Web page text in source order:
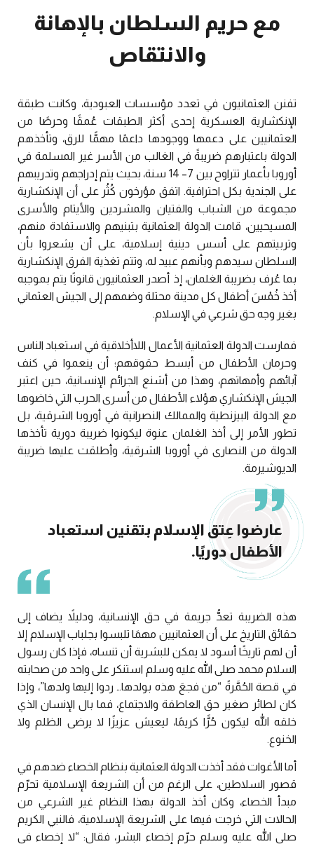
مع حريم السلطان بالإهانة
والانتقاص
تفنن العثمانيون في تعدد مؤسسات العبودية، وكانت طبقة
الإنكشارية العسكرية إحدى أكثر الطبقات عُمقًا وحرصًا من
العثمانيين على دعمها ووجودها داعمًا مهمًّا للرق، وتأخذهم
الدولة باعتبارهم ضريبةً في الغالب من الأسر غير المسلمة في
أوروبا بأعمار تتراوح بين 7– 14 سنة، بحيث يتم إدراجهم وتدريبهم
على الجندية بكل احترافية. اتفق مؤرخون كُثُر على أن الإنكشارية
مجموعة من الشباب والفتيان والمشردين والأيتام والأسرى
المسيحيين، قامت الدولة العثمانية بتبنيهم والاستفادة منهم،
وتربيتهم على أسس دينية إسلامية، على أن يشعروا بأن
السلطان سيدهم وبأنهم عبيد له، وتتم تغذية الفرق الإنكشارية
بما عُرف بضريبة الغلمان، إذ أصدر العثمانيون قانونًا يتم بموجبه
أخذ خُمْسَ أطفال كل مدينة محتلة وضمهم إلى الجيش العثماني
بغير وجه حق شرعي في الإسلام.
فمارست الدولة العثمانية الأعمال اللاأخلاقية في استعباد الناس
وحرمان الأطفال من أبسط حقوقهم؛ أن ينعموا في كنف
آبائهم وأمهاتهم، وهذا من أشنع الجرائم الإنسانية، حين اعتبر
الجيش الإنكشاري هؤلاء الأطفال من أسرى الحرب التي خاضوها
مع الدولة البيزنطية والممالك النصرانية في أوروبا الشرقية، بل
تطور الأمر إلى أخذ الغلمان عنوة ليكونوا ضريبة دورية تأخذها
الدولة من النصارى في أوروبا الشرقية، وأطلقت عليها ضريبة
الديوشيرمة.
عارضوا عِتق الإسلام بتقنين استعباد
الأطفال دوريًا.
هذه الضريبة تعدُّ جريمة في حق الإنسانية، ودليلاً يضاف إلى
حقائق التاريخ على أن العثمانيين مهمَا تلبسوا بجلباب الإسلام إلا
أن لهم تاريخًا أسود لا يمكن للبشرية أن تنساه، فإذا كان رسول
السلام محمد صلى الله عليه وسلم استنكر على واحد من صحابته
في قصة الحُمَّرةً “من فجعَ هذه بولدها… ردوا إليها ولدها”، وإذا
كان لطائر صغير حق العاطفة والاجتماع، فما بال الإنسان الذي
خلقه الله ليكون حُرًّا كريمًا، ليعيش عزيزًا لا يرضى الظلم ولا
الخنوع.
أما الأغوات فقد أخذت الدولة العثمانية بنظام الخصاء ضدهم في
قصور السلاطين، على الرغم من أن الشريعة الإسلامية تحرّم
مبدأ الخصاء، وكان أخذ الدولة بهذا النظام غير الشرعي من
الحالات التي خرجت فيها على الشريعة الإسلامية، فالنبي الكريم
صلى الله عليه وسلم حرّم إخصاء البشر، فقال: “لا إخصاء في